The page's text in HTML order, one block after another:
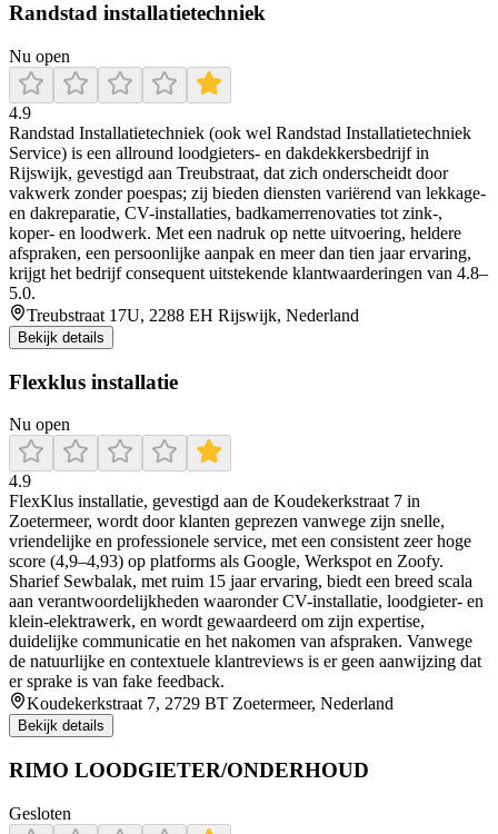
Randstad installatietechniek
Nu open
4.9
Randstad Installatietechniek (ook wel Randstad Installatietechniek
Service) is een allround loodgieters- en dakdekkersbedrijf in
Rijswijk, gevestigd aan Treubstraat, dat zich onderscheidt door
vakwerk zonder poespas; zij bieden diensten variërend van lekkage-
en dakreparatie, CV-installaties, badkamerrenovaties tot zink-,
koper- en loodwerk. Met een nadruk op nette uitvoering, heldere
afspraken, een persoonlijke aanpak en meer dan tien jaar ervaring,
krijgt het bedrijf consequent uitstekende klantwaarderingen van 4.8–
5.0.
Treubstraat 17U, 2288 EH Rijswijk, Nederland
Bekijk details
Flexklus installatie
Nu open
4.9
FlexKlus installatie, gevestigd aan de Koudekerkstraat 7 in
Zoetermeer, wordt door klanten geprezen vanwege zijn snelle,
vriendelijke en professionele service, met een consistent zeer hoge
score (4,9–4,93) op platforms als Google, Werkspot en Zoofy.
Sharief Sewbalak, met ruim 15 jaar ervaring, biedt een breed scala
aan verantwoordelijkheden waaronder CV-installatie, loodgieter- en
klein-elektrawerk, en wordt gewaardeerd om zijn expertise,
duidelijke communicatie en het nakomen van afspraken. Vanwege
de natuurlijke en contextuele klantreviews is er geen aanwijzing dat
er sprake is van fake feedback.
Koudekerkstraat 7, 2729 BT Zoetermeer, Nederland
Bekijk details
RIMO LOODGIETER/ONDERHOUD
Gesloten